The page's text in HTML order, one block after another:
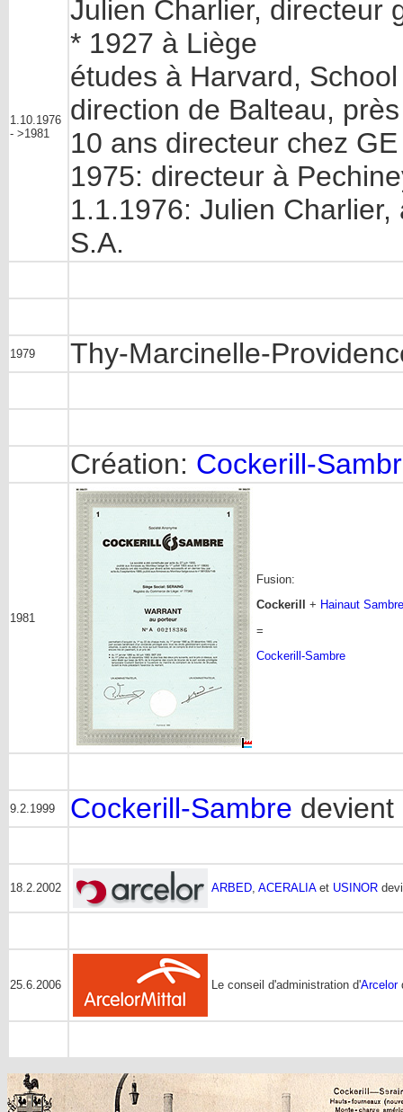
1.10.1976
- >1981
Julien Charlier, directeur
* 1927 à Liège
études à Harvard,
direction de Balteau,
10 ans directeur chez
1975: directeur à
1.1.1976: Julien
S.A.
1979 Thy-Marcinelle-
Création: Cockerill-
1981
Fusion:
Cockerill
+ Hainaut Sambre
=
Cockerill-Sambre
9.2.1999 Cockerill-Sambre devient
18.2.2002 ARBED, ACERALIAet USINOR
25.6.2006 Le conseil d'administration d'Arcelor